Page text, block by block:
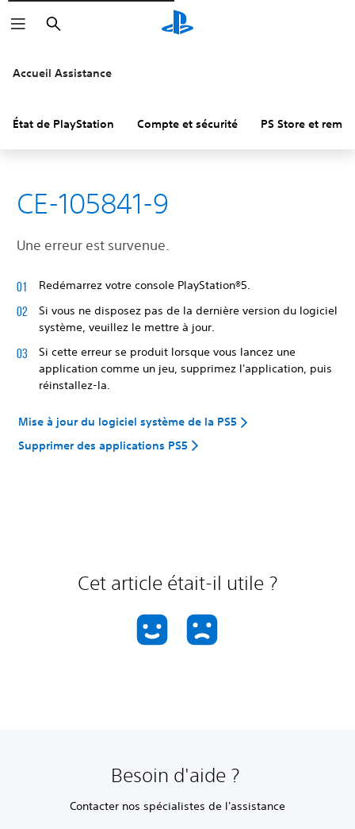
Rechercher
Accueil Assistance
État de PlayStation Compte et sécurité PS Store et
CE-105841-9
Une erreur est survenue.
Redémarrez votre console PlayStation®5.
Si vous ne disposez pas de la dernière version du logiciel
système, veuillez le mettre à jour.
Si cette erreur se produit lorsque vous lancez une
application comme un jeu, supprimez l'application, puis
réinstallez-la.
Mise à jour du logiciel système de la PS5
Supprimer des applications PS5
Cet article était-il utile ?
Besoin d'aide ?
Contacter nos spécialistes de l'assistance